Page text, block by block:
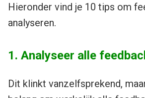
Hieronder vind je 10 tips om
analyseren.
1. Analyseer alle
Dit klinkt vanzelfsprekend,